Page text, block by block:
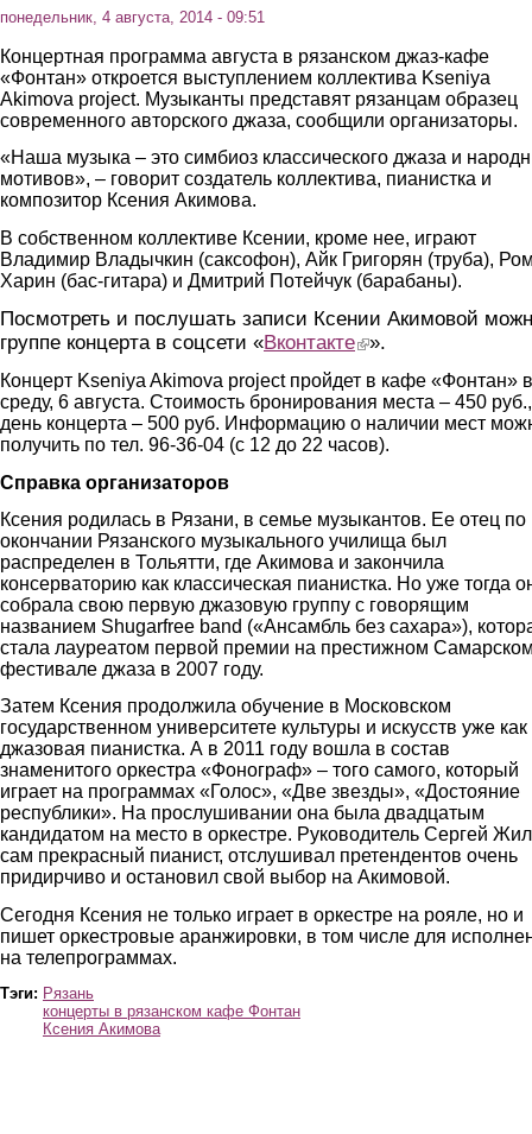
понедельник, 4 августа, 2014 - 09:51
Концертная программа августа в рязанском джаз-кафе
«Фонтан» откроется выступлением коллектива Kseniya
Akimova project. Музыканты представят рязанцам образец
современного авторского джаза, сообщили организаторы.
«Наша музыка – это симбиоз классического джаза и
мотивов», – говорит создатель коллектива, пианистка и
композитор Ксения Акимова.
В собственном коллективе Ксении, кроме нее, играют
Владимир Владычкин (саксофон), Айк Григорян (труба),
Харин (бас-гитара) и Дмитрий Потейчук (барабаны).
Посмотреть и послушать записи Ксении Акимовой
группе концерта в соцсети «Вконтакте(link is external)
».
Концерт Kseniya Akimova project пройдет в кафе «Фонтан» в
среду, 6 августа. Стоимость бронирования места – 450
день концерта – 500 руб. Информацию о наличии мест
получить по тел. 96-36-04 (с 12 до 22 часов).
Справка организаторов
Ксения родилась в Рязани, в семье музыкантов. Ее отец по
окончании Рязанского музыкального училища был
распределен в Тольятти, где Акимова и закончила
консерваторию как классическая пианистка. Но уже тогда
собрала свою первую джазовую группу с говорящим
названием Shugarfree band («Ансамбль без сахара»),
стала лауреатом первой премии на престижном
фестивале джаза в 2007 году.
Затем Ксения продолжила обучение в Московском
государственном университете культуры и искусств уже как
джазовая пианистка. А в 2011 году вошла в состав
знаменитого оркестра «Фонограф» – того самого, который
играет на программах «Голос», «Две звезды», «Достояние
республики». На прослушивании она была двадцатым
кандидатом на место в оркестре. Руководитель Сергей
сам прекрасный пианист, отслушивал претендентов очень
придирчиво и остановил свой выбор на Акимовой.
Сегодня Ксения не только играет в оркестре на рояле, но и
пишет оркестровые аранжировки, в том числе для
на телепрограммах.
Тэги: Рязань
концерты в рязанском кафе Фонтан
Ксения Акимова